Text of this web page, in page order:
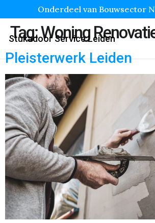
Onderdeel van Bouwsector
Stukadoor Service Leiden
Tag:Woning
Pleisterwerk Leiden